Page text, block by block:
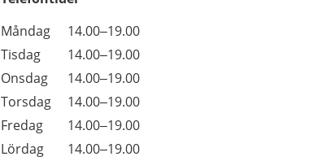
Dag
Öppettider
Kommentarer
Måndag
14.00–19.00
Tisdag
14.00–19.00
Onsdag
14.00–19.00
Torsdag
14.00–19.00
Fredag
14.00–19.00
Lördag
14.00–19.00